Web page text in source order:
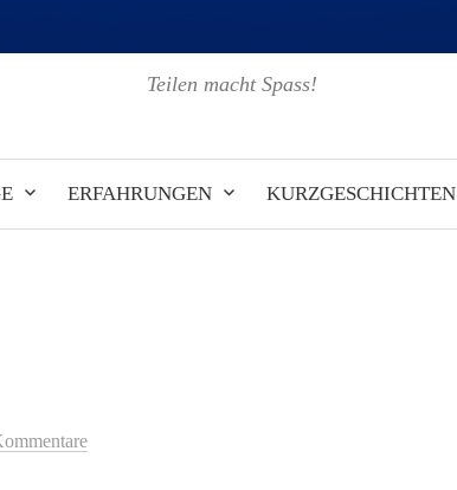
Teilen macht Spass!
ERFAHRUNGEN KURZGESCHICHTEN